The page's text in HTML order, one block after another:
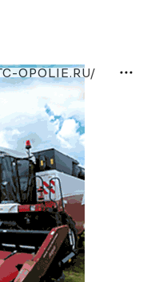
OPOLIE.RU/